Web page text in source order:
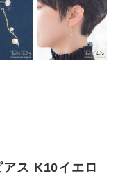
アス K10イエロ